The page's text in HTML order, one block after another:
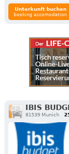
Unterkunft buchen
booking accomodation
IBIS
81539 Munich